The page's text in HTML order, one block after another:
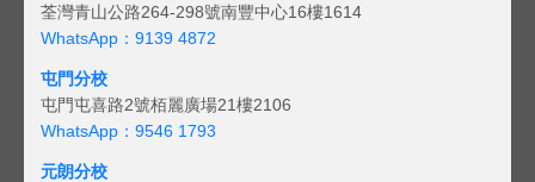
荃灣青山公路264-298號南豐中心16樓1614
WhatsApp：9139 4872
屯門分校
屯門屯喜路2號栢麗廣場21樓2106
WhatsApp：9546 1793
元朗分校